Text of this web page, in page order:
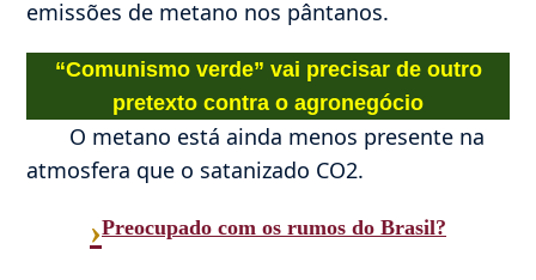
emissões de metano nos pântanos.
“Comunismo verde” vai precisar de outro
pretexto contra o agronegócio
O metano está ainda menos presente na
atmosfera que o satanizado CO2.
›Preocupado com os rumos do Brasil?